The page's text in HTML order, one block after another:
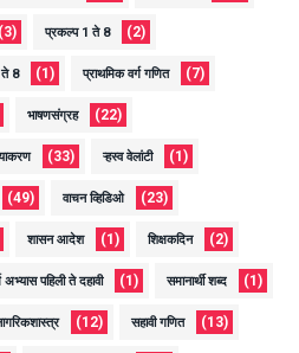
(3) प्रकल्प 1 ते 8 (2)
8 (1) प्राथमिक वर्ग गणित (7)
भाषणसंग्रह (22)
(33) ऱ्हस्व वेलांटी (1)
(49) वाचन व्हिडिओ (23)
शासन आदेश (1) शिक्षकदिन (2)
अभ्यास पहिली ते दहावी (1) समानार्थी शब्द (1)
(12) सहावी गणित (13)